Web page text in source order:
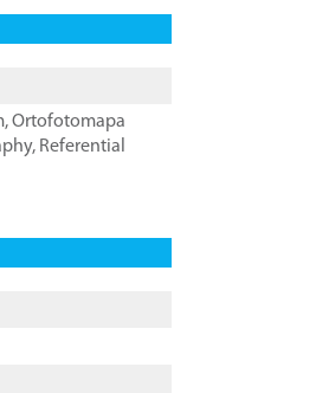
,Ortofotomapa
, Referential